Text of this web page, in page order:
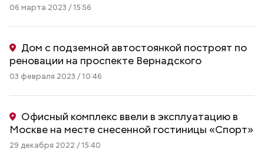
06 марта 2023 / 15:56
Дом с подземной автостоянкой построят по
реновации на проспекте Вернадского
03 февраля 2023 / 10:46
Офисный комплекс ввели в эксплуатацию в
Москве на месте снесенной гостиницы «Спорт»
29 декабря 2022 / 15:40